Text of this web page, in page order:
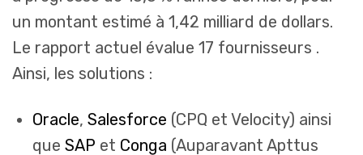
un montant estimé à 1,42 milliard de dollars.
Le rapport actuel évalue 17 fournisseurs .
Ainsi, les solutions :
Oracle, Salesforce (CPQ et Velocity) ainsi
que SAP et Conga (Auparavant Apttus